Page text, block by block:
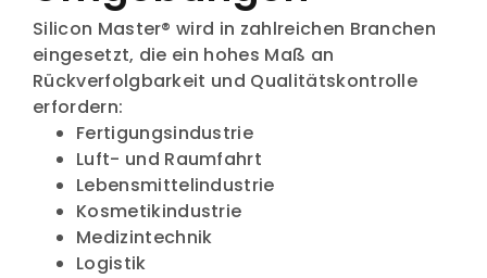
Silicon Master® wird in zahlreichen Branchen
eingesetzt, die ein hohes Maß an
Rückverfolgbarkeit und Qualitätskontrolle
erfordern:
Fertigungsindustrie
Luft- und Raumfahrt
Lebensmittelindustrie
Kosmetikindustrie
Medizintechnik
Logistik